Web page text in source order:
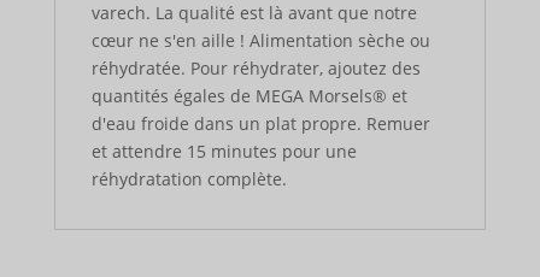
varech. La qualité est là avant que notre
cœur ne s'en aille ! Alimentation sèche ou
réhydratée. Pour réhydrater, ajoutez des
quantités égales de MEGA Morsels® et
d'eau froide dans un plat propre. Remuer
et attendre 15 minutes pour une
réhydratation complète.